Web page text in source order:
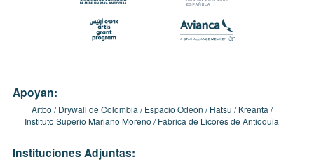
Apoyan:
Artbo Drywall de Colombia Espacio Odeón Hatsu
Kreanta
Instituto Superio Mariano Moreno
Fábrica de Licores de Antioquia
Instituciones Adjuntas: